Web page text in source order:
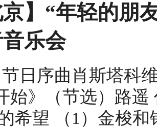
京】“年轻的朋
乐会
日序曲肖斯塔科
始》（节选）路
希望 （1）金梭